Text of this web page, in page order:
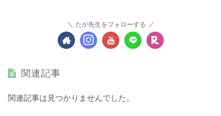
たが先生をフォローする
関連記事
関連記事は見つかりませんでした。